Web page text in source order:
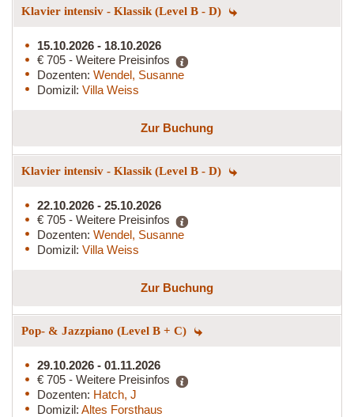
Klavier intensiv - Klassik (Level B - D)
15.10.2026 - 18.10.2026
€ 705 - Weitere Preisinfos
Dozenten: Wendel, Susanne
Domizil: Villa Weiss
Zur Buchung
Klavier intensiv - Klassik (Level B - D)
22.10.2026 - 25.10.2026
€ 705 - Weitere Preisinfos
Dozenten: Wendel, Susanne
Domizil: Villa Weiss
Zur Buchung
Pop- & Jazzpiano (Level B + C)
29.10.2026 - 01.11.2026
€ 705 - Weitere Preisinfos
Dozenten: Hatch, J
Domizil: Altes Forsthaus